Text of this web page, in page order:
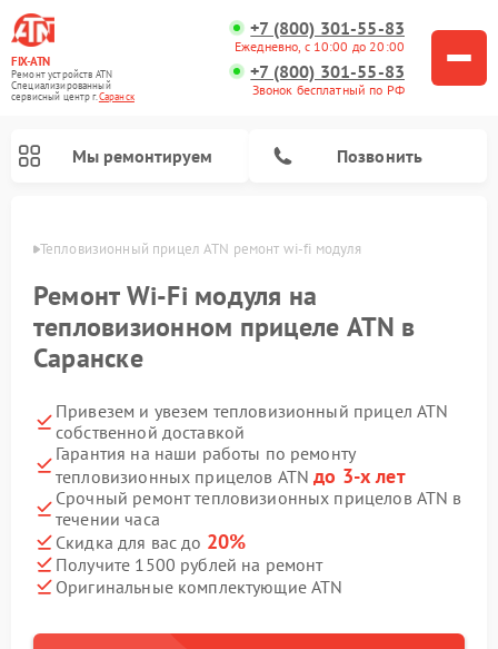
FIX-ATN
Ремонт устройств ATN
Специализированный
cервисный центр г.Саранск
+7 (800) 301-55-83
Ежедневно, с 10:00 до 20:00
+7 (800) 301-55-83
Звонок бесплатный по РФ
Мы ремонтируем Позвонить
Тепловизионный прицел ATN ремонт wi-fi модуля
Ремонт Wi-Fi модуля на
тепловизионном прицеле ATN в
Саранске
Привезем и увезем тепловизионный прицел ATN
собственной доставкой
Гарантия на наши работы по ремонту
тепловизионных прицелов ATNдо 3-х лет
Срочный ремонт тепловизионных прицелов ATN в
течении часа
Скидка для вас до 20%
Получите 1500 рублей на ремонт
Оригинальные комплектующие ATN